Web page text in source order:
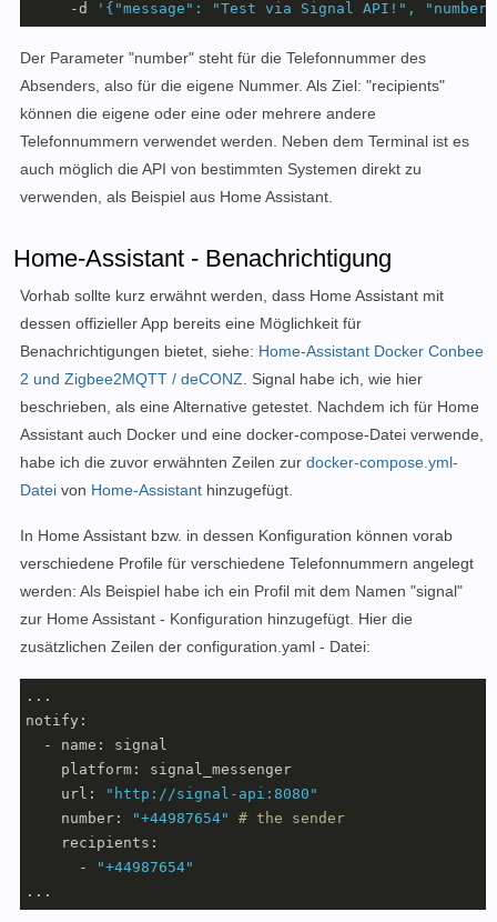
     -d
'{"message": "Test via Signal API!",
Der Parameter "number" steht für die Telefonnummer des
Absenders, also für die eigene Nummer. Als Ziel: "recipients"
können die eigene oder eine oder mehrere andere
Telefonnummern verwendet werden. Neben dem Terminal ist es
auch möglich die API von bestimmten Systemen direkt zu
verwenden, als Beispiel aus Home Assistant.
Home-Assistant - Benachrichtigung
Vorhab sollte kurz erwähnt werden, dass Home Assistant mit
dessen offizieller App bereits eine Möglichkeit für
Benachrichtigungen bietet, siehe: Home-Assistant Docker Conbee
2 und Zigbee2MQTT / deCONZ. Signal habe ich, wie hier
beschrieben, als eine Alternative getestet. Nachdem ich für Home
Assistant auch Docker und eine docker-compose-Datei verwende,
habe ich die zuvor erwähnten Zeilen zur docker-compose.yml-
Datei von Home-Assistant hinzugefügt.
In Home Assistant bzw. in dessen Konfiguration können vorab
verschiedene Profile für verschiedene Telefonnummern angelegt
werden: Als Beispiel habe ich ein Profil mit dem Namen "signal"
zur Home Assistant - Konfiguration hinzugefügt. Hier die
zusätzlichen Zeilen der configuration.yaml - Datei:
...
notify:
  - name: signal
    platform: signal_messenger
    url:
"http://signal-api:8080"
    number:
"+44987654"
# the sender
    recipients:
      -
"+44987654"
...